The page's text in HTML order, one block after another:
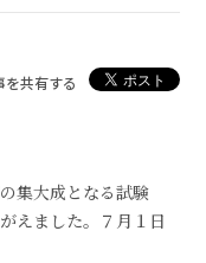
を共有する
集大成となる試験
えました。７月１日